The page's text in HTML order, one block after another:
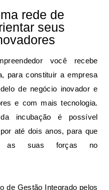
rede de
seus
você recebe
para constituir a empresa
de negócio inovador e
e com mais tecnologia.
incubação é possível
até dois anos, para que
as suas forças no
de Gestão Integrado pelos